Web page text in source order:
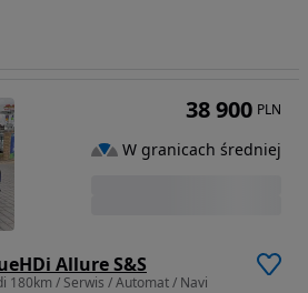
Allure S&S
180km / Serwis / Automat / Navi
38 900 PLN
W granicach średniej